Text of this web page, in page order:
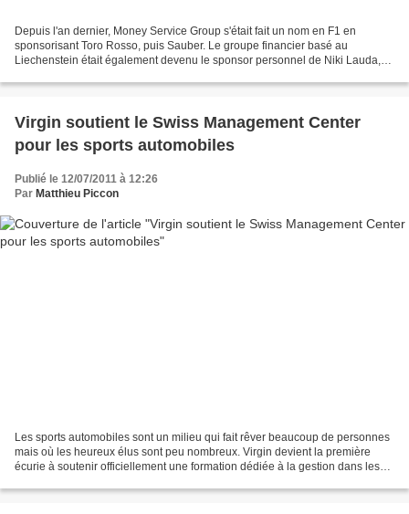
Depuis l'an dernier, Money Service Group s'était fait un nom en F1 en
sponsorisant Toro Rosso, puis Sauber. Le groupe financier basé au
Liechenstein était également devenu le sponsor personnel de Niki Lauda,
Virgin soutient le Swiss Management Center
pour les sports automobiles
Publié le 12/07/2011 à 12:26
Par Matthieu Piccon
Les sports automobiles sont un milieu qui fait rêver beaucoup de personnes
mais où les heureux élus sont peu nombreux. Virgin devient la première
écurie à soutenir officiellement une formation dédiée à la gestion dans les